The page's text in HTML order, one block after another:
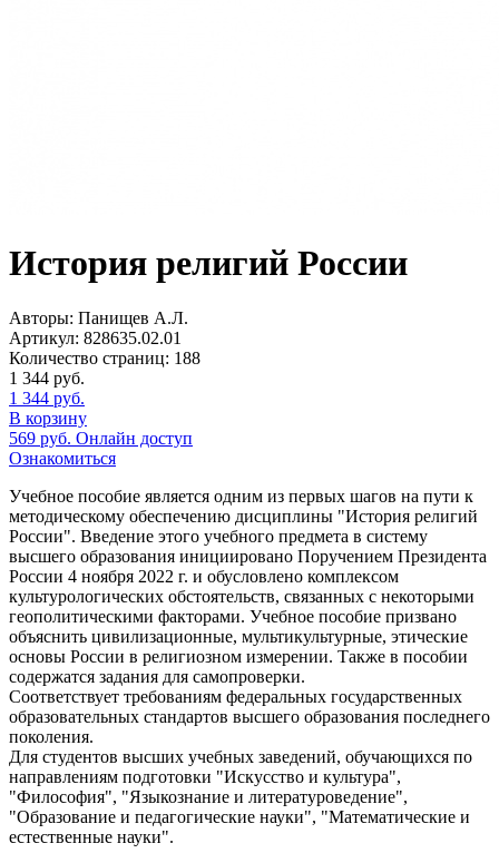
История религий России
Авторы: Панищев А.Л.
Артикул: 828635.02.01
Количество страниц: 188
1 344 руб.
1 344 руб.
В корзину
569 руб. Онлайн доступ
Ознакомиться
Учебное пособие является одним из первых шагов на пути к
методическому обеспечению дисциплины "История религий
России". Введение этого учебного предмета в систему
высшего образования инициировано Поручением Президента
России 4 ноября 2022 г. и обусловлено комплексом
культурологических обстоятельств, связанных с некоторыми
геополитическими факторами. Учебное пособие призвано
объяснить цивилизационные, мультикультурные, этические
основы России в религиозном измерении. Также в пособии
содержатся задания для самопроверки.
Соответствует требованиям федеральных государственных
образовательных стандартов высшего образования последнего
поколения.
Для студентов высших учебных заведений, обучающихся по
направлениям подготовки "Искусство и культура",
"Философия", "Языкознание и литературоведение",
"Образование и педагогические науки", "Математические и
естественные науки".